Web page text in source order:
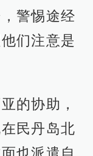
警惕途经
们注意是
的协助，
民丹岛北